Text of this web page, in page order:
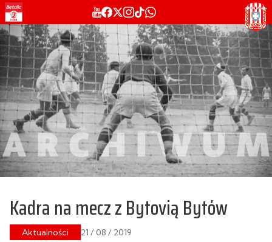
Kadra na mecz z Bytovią Bytów
Aktualności 21 / 08 / 2019